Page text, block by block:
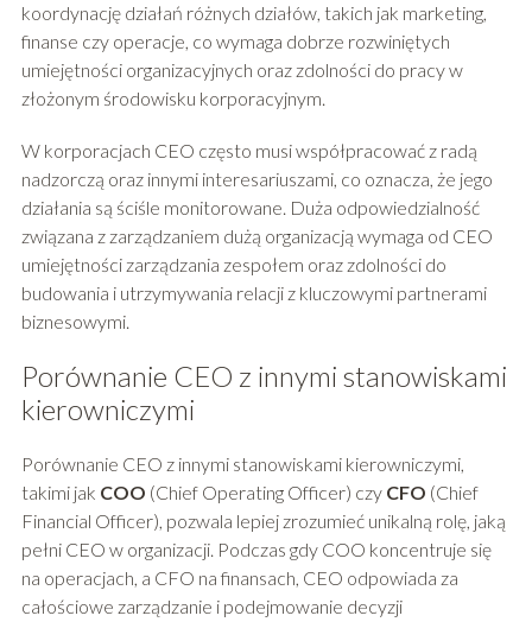
koordynację działań różnych działów, takich jak marketing,
finanse czy operacje, co wymaga dobrze rozwiniętych
umiejętności organizacyjnych oraz zdolności do pracy w
złożonym środowisku korporacyjnym.
W korporacjach CEO często musi współpracować z radą
nadzorczą oraz innymi interesariuszami, co oznacza, że jego
działania są ściśle monitorowane. Duża odpowiedzialność
związana z zarządzaniem dużą organizacją wymaga od CEO
umiejętności zarządzania zespołem oraz zdolności do
budowania i utrzymywania relacji z kluczowymi partnerami
biznesowymi.
Porównanie CEO z innymi stanowiskami
kierowniczymi
Porównanie CEO z innymi stanowiskami kierowniczymi,
takimi jak COO (Chief Operating Officer) czy CFO (Chief
Financial Officer), pozwala lepiej zrozumieć unikalną rolę, jaką
pełni CEO w organizacji. Podczas gdy COO koncentruje się
na operacjach, a CFO na finansach, CEO odpowiada za
całościowe zarządzanie i podejmowanie decyzji